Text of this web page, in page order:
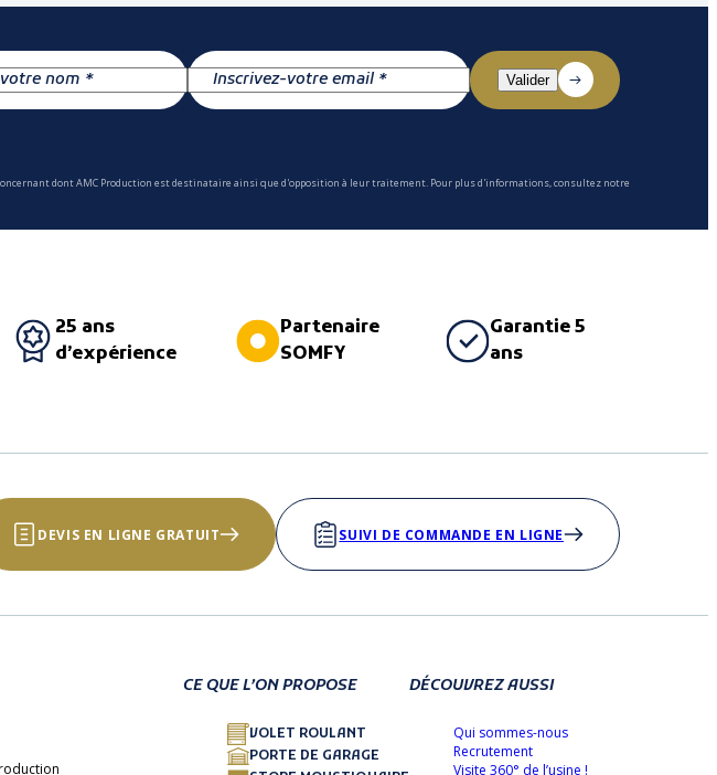
dont AMC Production est destinataire ainsi que d'opposition à leur traitement. Pour plus d'informations, consultez notre
25 ans
d’expérience
Partenaire
SOMFY
Garantie 5
ans
DEVIS EN LIGNE GRATUIT SUIVI DE COMMANDE EN LIGNE
CE QUE L’ON PROPOSE
VOLET ROULANT
PORTE DE GARAGE
DÉCOUVREZ AUSSI
Qui sommes-nous
Recrutement
Visite 360° de l’usine !